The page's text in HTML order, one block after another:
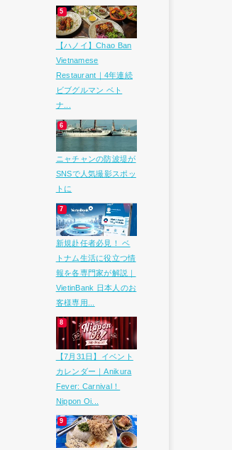
【ハノイ】Chao Ban
Vietnamese
Restaurant｜4年連続
ビブグルマン ベト
ナ...
ニャチャンの防波堤が
SNSで人気撮影スポッ
トに
新規赴任者必見！ ベ
トナム生活に役立つ情
報を各専門家が解説｜
VietinBank 日本人のお
客様専用...
【7月31日】イベント
カレンダー｜Anikura
Fever: Carnival！
Nippon Oi...